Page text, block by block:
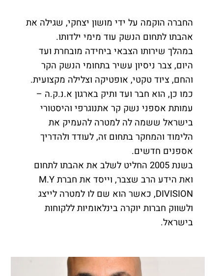
החברה הוקמה על ידי מושון יצחקי, שגילה את
אהבתו לתחום הנשק עוד מימי ילדותו.
במהלך שירותו הצבאי ביחידה מובחרת ועד
היום, צבר ניסיון עשיר בתחומי הנשק הקר
והחם, ציוד טקטי, אופטיקה וצלילה מקצועית.
כמו כן, הוא חבר ועד ותיק בארגון א.נ.ק.ה –
עמותת אספני נשק קר אתנוגרפי והיסטורי
בישראל ששמה לה למטרה להעמיק את
הלימוד והמחקר בתחום זה, לעודד ולהדריך
אספנים חדשים.
בשנת 2005 החליט לשלב את אהבתו לתחום
ואת הידע הרב שצבר, וייסד את חברת M.Y
DIVISION, כאשר הוא שם לו למטרה לייצג
ולשווק חברות יוקרה בינלאומיות ללקוחות
בישראל.